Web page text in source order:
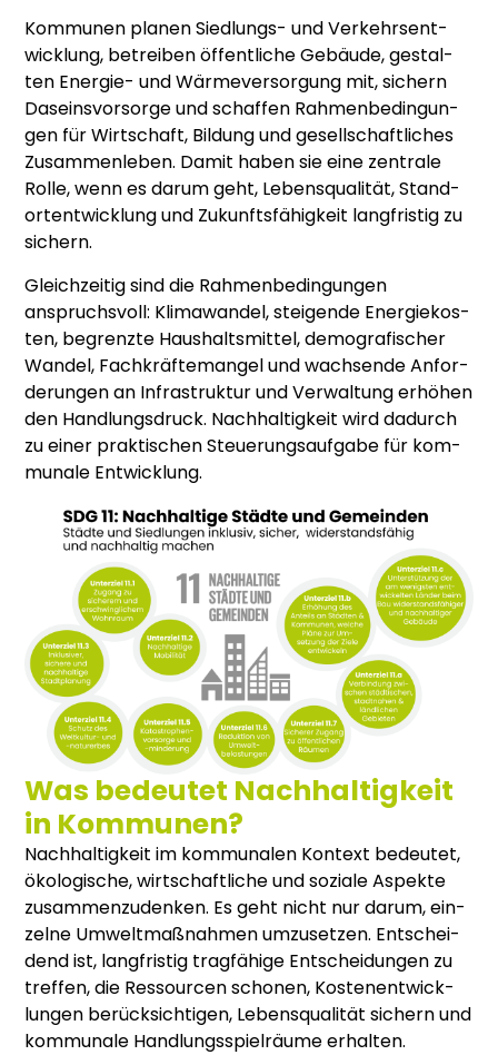
Kom­mu­nen pla­nen Sied­lungs- und Ver­kehrs­ent­
wick­lung, betrei­ben öffent­li­che Gebäu­de, gestal­
ten Ener­gie- und Wär­me­ver­sor­gung mit, sichern
Daseins­vor­sor­ge und schaf­fen Rah­men­be­din­gun­
gen für Wirt­schaft, Bil­dung und gesell­schaft­li­ches
Zusam­men­le­ben. Damit haben sie eine zen­tra­le
Rol­le, wenn es dar­um geht, Lebens­qua­li­tät, Stand­
ort­ent­wick­lung und Zukunfts­fä­hig­keit lang­fris­tig zu
sichern.
Gleich­zei­tig sind die Rah­men­be­din­gun­gen
anspruchs­voll: Kli­ma­wan­del, stei­gen­de Ener­gie­kos­
ten, begrenz­te Haus­halts­mit­tel, demo­gra­fi­scher
Wan­del, Fach­kräf­te­man­gel und wach­sen­de Anfor­
de­run­gen an Infra­struk­tur und Ver­wal­tung erhö­hen
den Hand­lungs­druck. Nach­hal­tig­keit wird dadurch
zu einer prak­ti­schen Steue­rungs­auf­ga­be für kom­
mu­na­le Ent­wick­lung.
Was bedeutet Nachhaltigkeit
in Kommunen?
Nach­hal­tig­keit im kom­mu­na­len Kon­text bedeu­tet,
öko­lo­gi­sche, wirt­schaft­li­che und sozia­le Aspek­te
zusam­men­zu­den­ken. Es geht nicht nur dar­um, ein­
zel­ne Umwelt­maß­nah­men umzu­set­zen. Ent­schei­
dend ist, lang­fris­tig trag­fä­hi­ge Ent­schei­dun­gen zu
tref­fen, die Res­sour­cen scho­nen, Kos­ten­ent­wick­
lun­gen berück­sich­ti­gen, Lebens­qua­li­tät sichern und
kom­mu­na­le Hand­lungs­spiel­räu­me erhal­ten.